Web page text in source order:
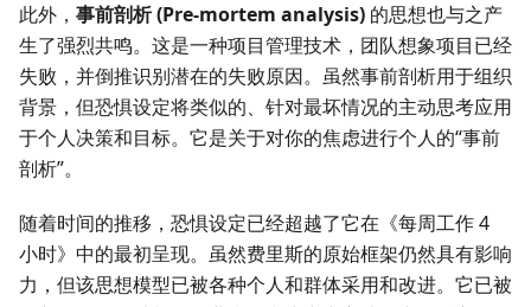
此外， 事前剖析 (Pre-mortem analysis) 的思想也与之产
生了强烈共鸣。这是一种项目管理技术，团队想象项目已经
失败，并倒推识别潜在的失败原因。虽然事前剖析用于组织
背景，但恐惧设定将类似的、针对最坏情况的主动思考应用
于个人决策和目标。它是关于对你的焦虑进行个人的“事前
剖析”。
随着时间的推移，恐惧设定已经超越了它在《每周工作 4
小时》中的最初呈现。虽然费里斯的原始框架仍然具有影响
力，但该思想模型已被各种个人和群体采用和改进。它已被